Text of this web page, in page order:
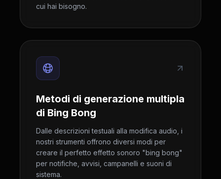
cui hai bisogno.
Metodi di generazione multipla
di Bing Bong
Dalle descrizioni testuali alla modifica audio, i
nostri strumenti offrono diversi modi per
creare il perfetto effetto sonoro "bing bong"
per notifiche, avvisi, campanelli e suoni di
sistema.